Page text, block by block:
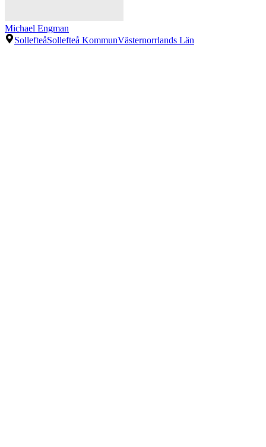
Michael Engman
SollefteåSollefteå KommunVästernorrlands Län